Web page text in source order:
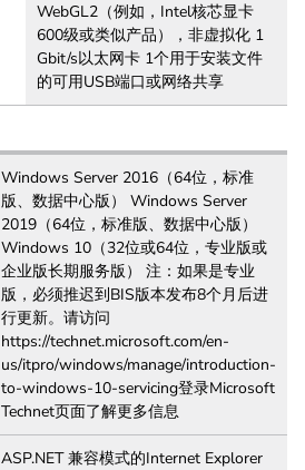
WebGL2（例如，Intel核芯显卡
600级或类似产品），非虚拟化 1
Gbit/s以太网卡 1个用于安装文件
的可用USB端口或网络共享
Windows Server 2016（64位，标准
版、数据中心版） Windows Server
2019（64位，标准版、数据中心版）
Windows 10（32位或64位，专业版或
企业版长期服务版） 注：如果是专业
版，必须推迟到BIS版本发布8个月后进
行更新。请访问
https://technet.microsoft.com/en-
us/itpro/windows/manage/introduction-
to-windows-10-servicing登录Microsoft
Technet页面了解更多信息
ASP.NET 兼容模式的Internet Explorer